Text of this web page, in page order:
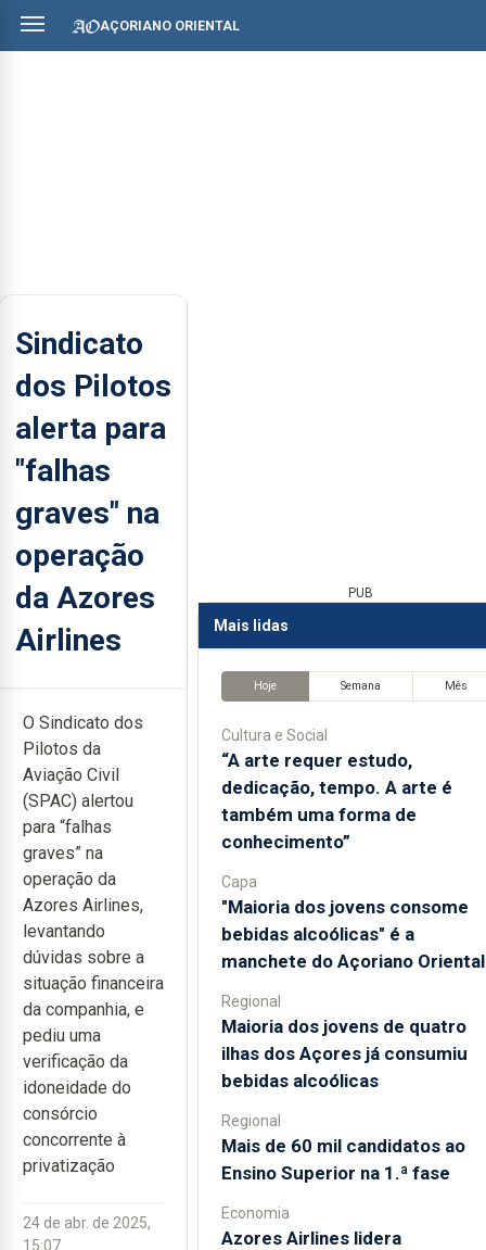
AÇORIANO ORIENTAL
Sindicato
dos Pilotos
alerta para
"falhas
graves" na
operação
da Azores
Airlines
O Sindicato dos
Pilotos da
Aviação Civil
(SPAC) alertou
para “falhas
graves” na
operação da
Azores Airlines,
levantando
dúvidas sobre a
situação financeira
da companhia, e
pediu uma
verificação da
idoneidade do
consórcio
concorrente à
privatização
24 de abr. de 2025,
15:07
PUB
Mais lidas
Hoje Semana Mês
Cultura e Social
“A arte requer estudo,
dedicação, tempo. A arte é
também uma forma de
conhecimento”
Capa
"Maioria dos jovens consome
bebidas alcoólicas" é a
manchete do Açoriano Oriental
Regional
Maioria dos jovens de quatro
ilhas dos Açores já consumiu
bebidas alcoólicas
Regional
Mais de 60 mil candidatos ao
Ensino Superior na 1.ª fase
Economia
Azores Airlines lidera